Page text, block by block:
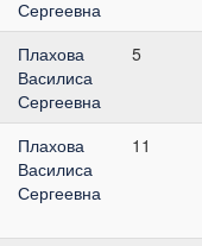
Сергеевна
Плахова
Василиса
Сергеевна
5
Плахова
Василиса
Сергеевна
11